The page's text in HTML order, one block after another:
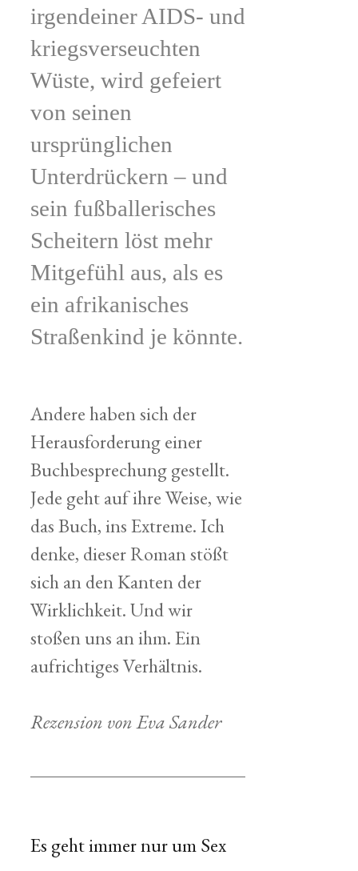
irgendeiner AIDS- und
kriegsverseuchten
Wüste, wird gefeiert
von seinen
ursprünglichen
Unterdrückern – und
sein fußballerisches
Scheitern löst mehr
Mitgefühl aus, als es
ein afrikanisches
Straßenkind je könnte.
Andere haben sich der
Herausforderung einer
Buchbesprechung gestellt.
Jede geht auf ihre Weise, wie
das Buch, ins Extreme. Ich
denke, dieser Roman stößt
sich an den Kanten der
Wirklichkeit. Und wir
stoßen uns an ihm. Ein
aufrichtiges Verhältnis.
Rezension von Eva Sander
Es geht immer nur um Sex